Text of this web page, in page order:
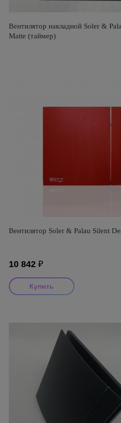
Вентилятор накладной Soler &
Matte (таймер)
Вентилятор Soler & Palau Silent
10 842 ₽